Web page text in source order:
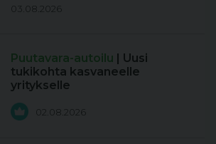
03.08.2026
Puutavara-autoilu | Uusi
tukikohta kasvaneelle
yritykselle
02.08.2026